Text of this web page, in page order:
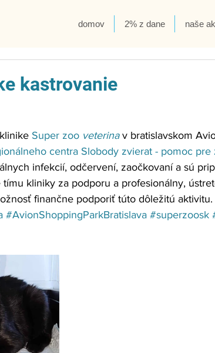
domov 2% z dane naše
kastrovanie
Super zoo veterina v bratislavskom
centra Slobody zvierat - pomoc pre
infekcií, odčervení, zaočkovaní a sú
kliniky za podporu a profesionálny,
finančne podporiť túto dôležitú aktivitu.
#AvionShoppingParkBratislava #superzoosk